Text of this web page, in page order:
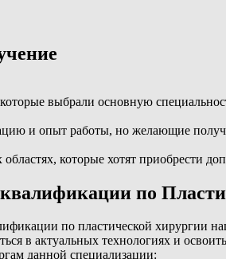
выбрали основную
и опыт работы, но желающие
которые хотят приобрести
по
по пластической хирургии
в актуальных технологиях и
данной специализации: